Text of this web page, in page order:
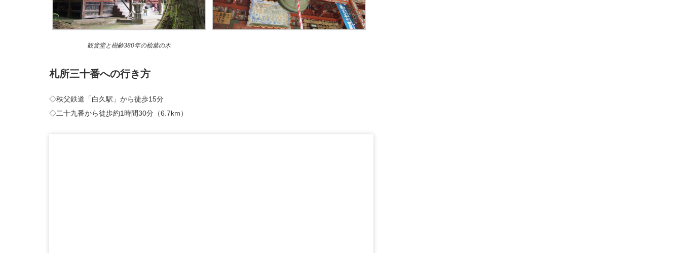
観音堂と樹齢380年の桧葉の木
札所三十番への行き方
◇秩父鉄道「白久駅」から徒歩15分
◇二十九番から徒歩約1時間30分（6.7km）